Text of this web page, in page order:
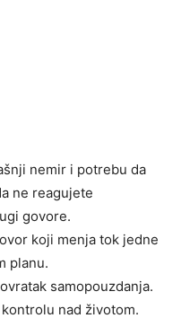
nemir i potrebu da
ne reagujete
govore.
koji menja tok jedne
planu.
samopouzdanja.
nad životom.